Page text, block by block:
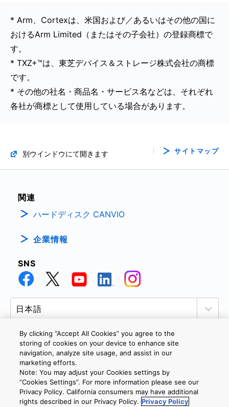
* Arm、Cortexは、米国および／あるいはその他の国に
おけるArm Limited（またはその子会社）の登録商標で
す。
* TXZ+™は、東芝デバイス＆ストレージ株式会社の商標
です。
* その他の社名・商品名・サービス名などは、それぞれ
各社が商標として使用している場合があります。
別ウインドウにて開きます サイトマップ
関連
ハードディスク CANVIO
企業情報
SNS
個人情報保護方針 サイトのご利用条件
Cookie設定
お問い合わせ
By clicking “Accept All Cookies” you agree to the
storing of cookies on your device to enhance site
navigation, analyze site usage, and assist in our
marketing efforts.
Note: You may adjust your Cookies settings by
”Cookies Settings”. For more information please see our
Privacy Policy. California consumers may have additional
rights described in our Privacy Policy. Privacy Policy